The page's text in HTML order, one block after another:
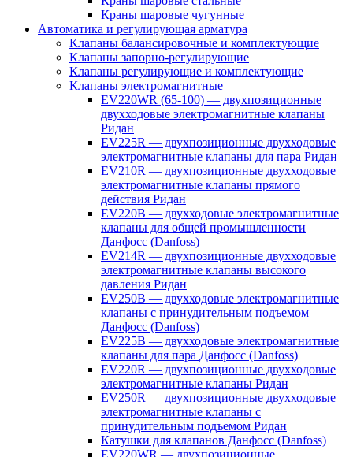
Краны шаровые чугунные
Автоматика и регулирующая арматура
Клапаны балансировочные и комплектующие
Клапаны запорно-регулирующие
Клапаны регулирующие и комплектующие
Клапаны электромагнитные
EV220WR (65-100) — двухпозиционные
двухходовые электромагнитные клапаны
Ридан
EV225R — двухпозиционные двухходовые
электромагнитные клапаны для пара Ридан
EV210R — двухпозиционные двухходовые
электромагнитные клапаны прямого
действия Ридан
EV220B — двухходовые электромагнитные
клапаны для общей промышленности
Данфосс (Danfoss)
EV214R — двухпозиционные двухходовые
электромагнитные клапаны высокого
давления Ридан
EV250B — двухходовые электромагнитные
клапаны с принудительным подъемом
Данфосс (Danfoss)
EV225B — двухходовые электромагнитные
клапаны для пара Данфосс (Danfoss)
EV220R — двухпозиционные двухходовые
электромагнитные клапаны Ридан
EV250R — двухпозиционные двухходовые
электромагнитные клапаны с
принудительным подъемом Ридан
Катушки для клапанов Данфосс (Danfoss)
EV220WR — двухпозиционные